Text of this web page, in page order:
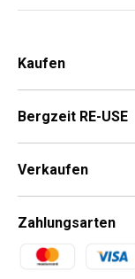
Kaufen
Bergzeit RE-USE
Verkaufen
Zahlungsarten
Zahlungsmethoden